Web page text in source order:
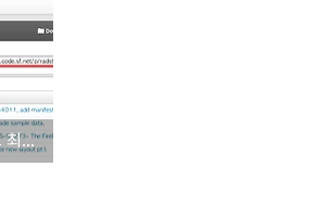
RAD Studio 데모코드 최신버전 다운로드(SVN 이용)